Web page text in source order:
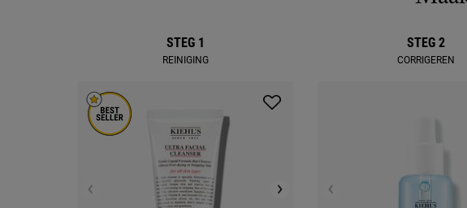
STEG 1
REINIGING
STEG 2
CORRIGEREN